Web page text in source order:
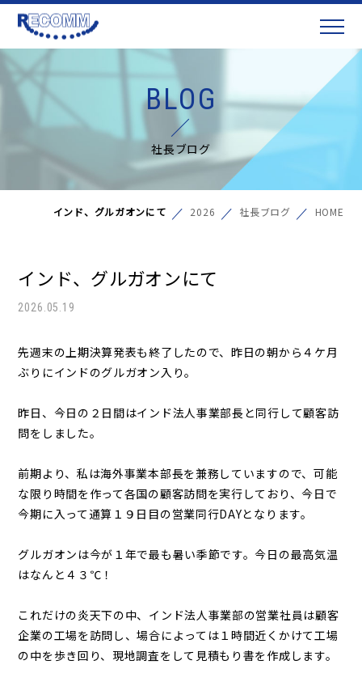
BLOG
社長ブログ
HOME
社長ブログ
2026
インド、グルガオンにて
インド、グルガオンにて
2026.05.19
先週末の上期決算発表も終了したので、昨日の朝から４ケ月
ぶりにインドのグルガオン入り。
昨日、今日の２日間はインド法人事業部長と同行して顧客訪
問をしました。
前期より、私は海外事業本部長を兼務していますので、可能
な限り時間を作って各国の顧客訪問を実行しており、今日で
今期に入って通算１９日目の営業同行DAYとなります。
グルガオンは今が１年で最も暑い季節です。今日の最高気温
はなんと４３℃！
これだけの炎天下の中、インド法人事業部の営業社員は顧客
企業の工場を訪問し、場合によっては１時間近くかけて工場
の中を歩き回り、現地調査をして見積もり書を作成します。